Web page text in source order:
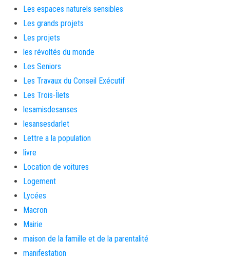
Les espaces naturels sensibles
Les grands projets
Les projets
les révoltés du monde
Les Seniors
Les Travaux du Conseil Exécutif
Les Trois-Îlets
lesamisdesanses
lesansesdarlet
Lettre a la population
livre
Location de voitures
Logement
Lycées
Macron
Mairie
maison de la famille et de la parentalité
manifestation